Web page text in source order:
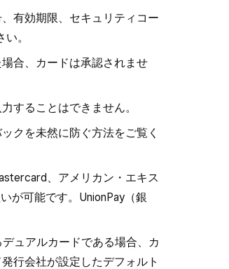
有効期限、セキュリティコー
い。
合、カードは承認されませ
することはできません。
クを未然に防ぐ方法をご覧く
、アメリカン・エキス
が可能です。UnionPay（銀
ュアルカードである場合、カ
行会社が設定したデフォルト